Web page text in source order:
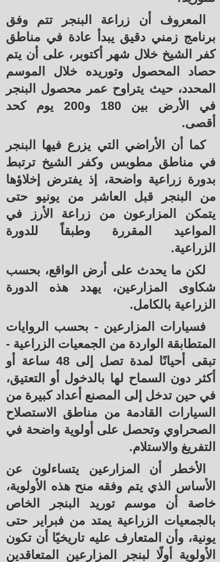
المعروف أن زراعة البنجر تتم وفق
برنامج زمني دقيق يبدأ عادة في مناطق
كفر الشيخ خلال شهر أكتوبر، على أن يتم
حصاد المحصول وتوريده خلال الموسم
المحدد، حيث يتراوح عمر محصول البنجر
في الأرض بين 180 و200 يوم كحد
أقصى.
كما أن الأراضي التي يزرع فيها البنجر
في مناطق مطوبس وكفر الشيخ ترتبط
بدورة زراعية واضحة، إذ يفترض إخلاؤها
من البنجر قبل العاشر من يونيو حتى
يتمكن المزارعون من زراعة الأرز في
المواعيد المقررة وطبقاً للدورة
الزراعية.
لكن ما يحدث على أرض الواقع، بحسب
شكاوى المزارعين، يهدد هذه الدورة
الزراعية بالكامل.
فسيارات المزارعين - بحسب الروايات
المتطابقة الواردة من الجمعيات الزراعية -
تبقى أحيانًا لمدة تصل إلى 48 ساعة أو
أكثر دون السماح لها بالدخول أو التعتيق،
في حين تدخل إلى المصنع أعداد كبيرة من
السيارات القادمة من مناطق الاستصلاح
الصحراوي وتحصل على أولوية واضحة في
التفريغ والاستلام.
الأخطر أن المزارعين يتساءلون عن
الأساس الذي يتم وفقه منح هذه الأولوية،
خاصة أن موسم توريد البنجر الخاص
بالجمعيات الزراعية يمتد من فبراير حتى
يونية، وأن المتعارف عليه تاريخيًا أن تكون
الأولوية أولًا لبنجر المزارعين المتعاقدين